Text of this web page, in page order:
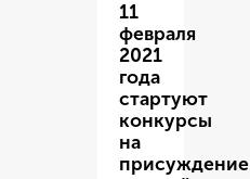
11
февраля
2021
года
стартуют
конкурсы
на
присуждение